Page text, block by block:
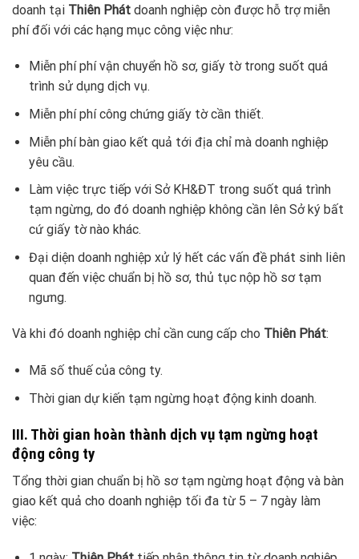
doanh tại Thiên Phát doanh nghiệp còn được hỗ trợ miễn
phí đối với các hạng mục công việc như:
Miễn phí phí vận chuyển hồ sơ, giấy tờ trong suốt quá
trình sử dụng dịch vụ.
Miễn phí phí công chứng giấy tờ cần thiết.
Miễn phí bàn giao kết quả tới địa chỉ mà doanh nghiệp
yêu cầu.
Làm việc trực tiếp với Sở KH&ĐT trong suốt quá trình
tạm ngừng, do đó doanh nghiệp không cần lên Sở ký bất
cứ giấy tờ nào khác.
Đại diện doanh nghiệp xử lý hết các vấn đề phát sinh liên
quan đến việc chuẩn bị hồ sơ, thủ tục nộp hồ sơ tạm
ngưng.
Và khi đó doanh nghiệp chỉ cần cung cấp cho Thiên Phát:
Mã số thuế của công ty.
Thời gian dự kiến tạm ngừng hoạt động kinh doanh.
III. Thời gian hoàn thành dịch vụ tạm ngừng hoạt
động công ty
Tổng thời gian chuẩn bị hồ sơ tạm ngừng hoạt động và bàn
giao kết quả cho doanh nghiệp tối đa từ 5 – 7 ngày làm
việc: